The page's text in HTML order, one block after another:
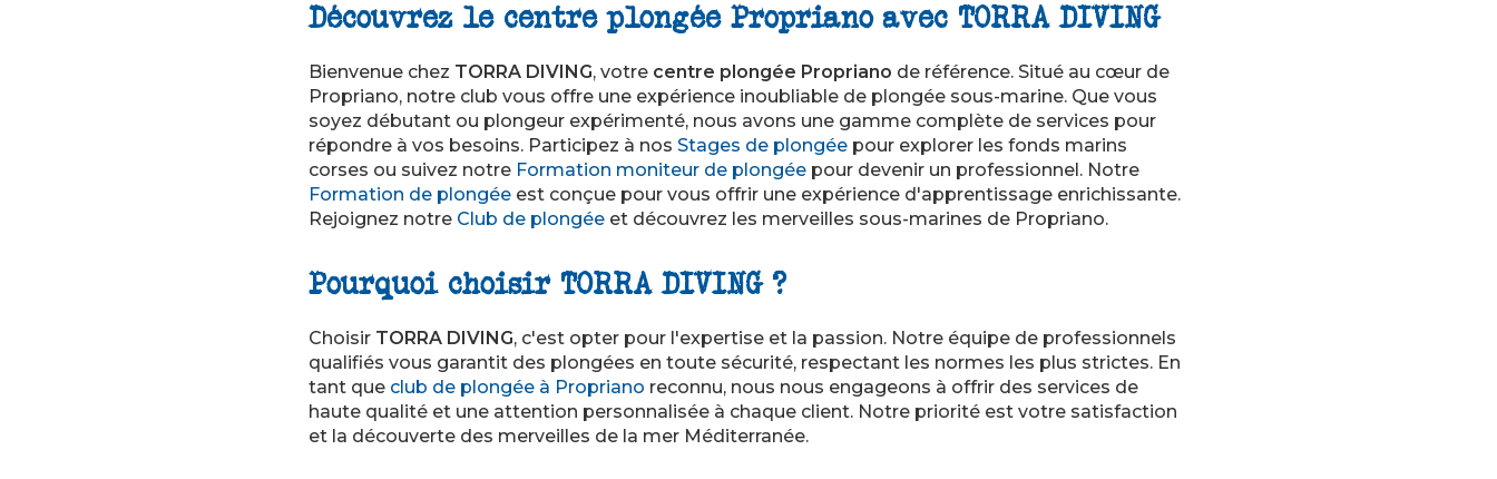
Découvrez le centre plongée Propriano avec TORRA DIVING
Bienvenue chez TORRA DIVING, votre centre plongée Propriano de référence. Situé au cœur de
Propriano, notre club vous offre une expérience inoubliable de plongée sous-marine. Que vous
soyez débutant ou plongeur expérimenté, nous avons une gamme complète de services pour
répondre à vos besoins. Participez à nos Stages de plongée pour explorer les fonds marins
corses ou suivez notre Formation moniteur de plongée pour devenir un professionnel. Notre
Formation de plongée est conçue pour vous offrir une expérience d'apprentissage enrichissante.
Rejoignez notre Club de plongée et découvrez les merveilles sous-marines de Propriano.
Pourquoi choisir TORRA DIVING ?
Choisir TORRA DIVING, c'est opter pour l'expertise et la passion. Notre équipe de professionnels
qualifiés vous garantit des plongées en toute sécurité, respectant les normes les plus strictes. En
tant que club de plongée à Propriano reconnu, nous nous engageons à offrir des services de
haute qualité et une attention personnalisée à chaque client. Notre priorité est votre satisfaction
et la découverte des merveilles de la mer Méditerranée.